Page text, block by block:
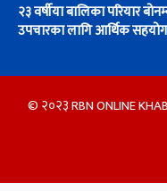
२३ वर्षीया बालिका परियार
उपचारका लागि आर्थिक
© २०२३ RBN ONLINE